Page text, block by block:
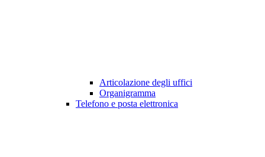
Articolazione degli uffici
Organigramma
Telefono e posta elettronica